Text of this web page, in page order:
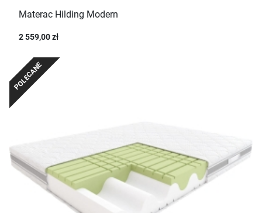
Materac Hilding Modern
2 559,00 zł
POLECANE